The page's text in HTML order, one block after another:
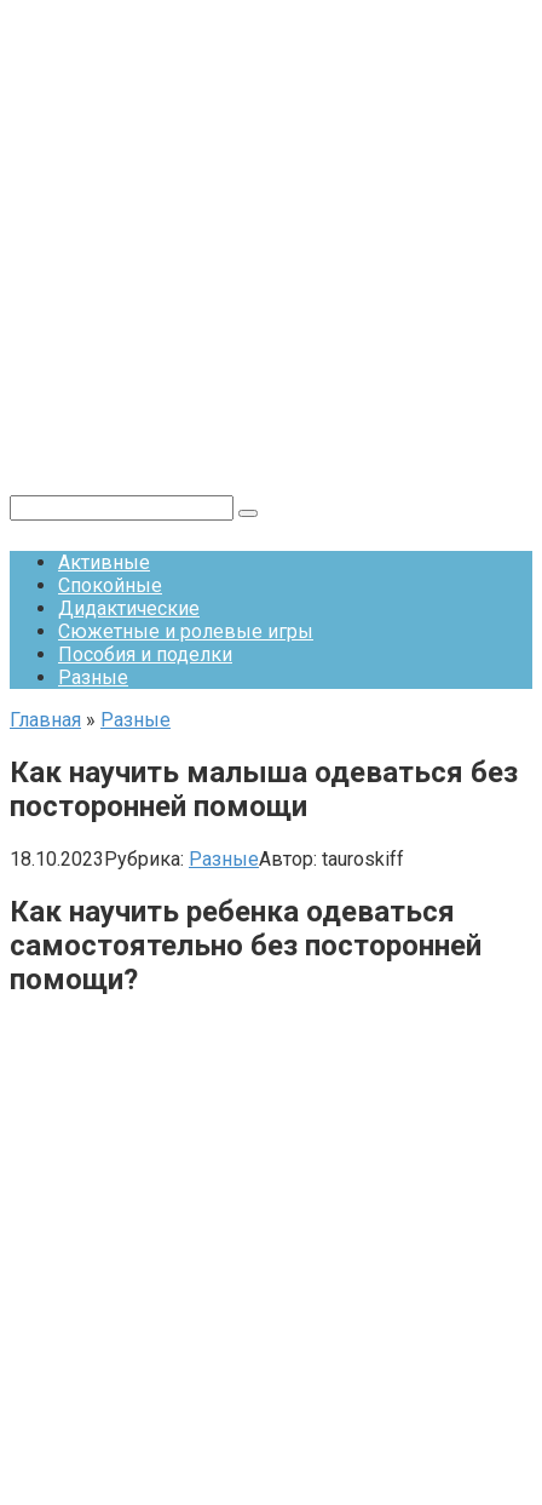
Активные
Спокойные
Дидактические
Сюжетные и ролевые игры
Пособия и поделки
Разные
Главная » Разные
Как научить малыша одеваться без
посторонней помощи
18.10.2023Рубрика: РазныеАвтор: tauroskiff
Как научить ребенка одеваться
самостоятельно без посторонней
помощи?